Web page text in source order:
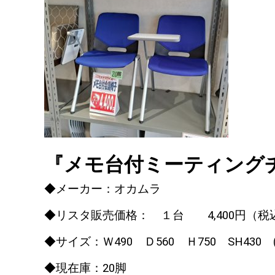
『メモ台付ミーティング
◆メーカー：オカムラ
◆リスタ販売価格： １台 4,400円（税
◆サイズ：Ｗ490 Ｄ560 Ｈ750 SH430
◆現在庫：20脚